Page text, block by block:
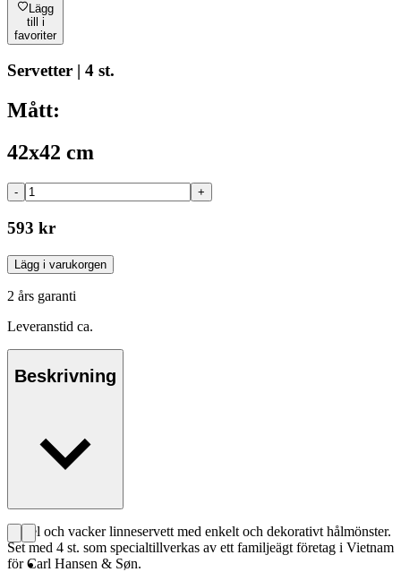
Lägg
till i
favoriter
Servetter | 4 st.
Mått:
42x42 cm
- +
593 kr
Lägg i varukorgen
2 års garanti
Leveranstid ca.
Beskrivning
Enkel och vacker linneservett med enkelt och dekorativt hålmönster.
Set med 4 st. som specialtillverkas av ett familjeägt företag i Vietnam
för Carl Hansen & Søn.